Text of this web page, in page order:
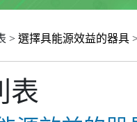
> 選擇具能源效益的器具
表